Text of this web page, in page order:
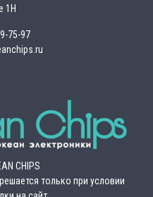
1Н
75-97
CHIPS
только при условии